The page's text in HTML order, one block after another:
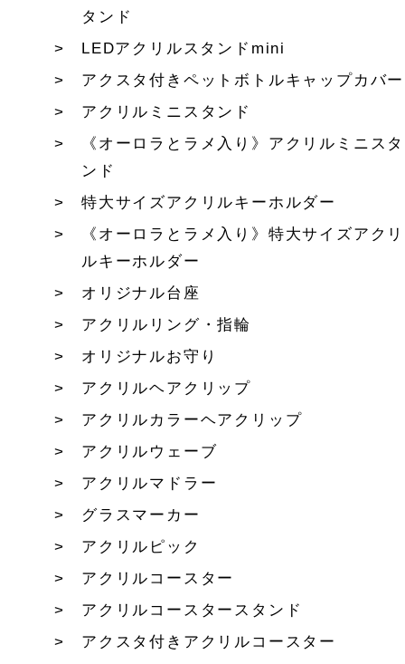
タンド
LEDアクリルスタンドmini
アクスタ付きペットボトルキャップカバー
アクリルミニスタンド
《オーロラとラメ入り》アクリルミニスタ
ンド
特大サイズアクリルキーホルダー
《オーロラとラメ入り》特大サイズアクリ
ルキーホルダー
オリジナル台座
アクリルリング・指輪
オリジナルお守り
アクリルヘアクリップ
アクリルカラーヘアクリップ
アクリルウェーブ
アクリルマドラー
グラスマーカー
アクリルピック
アクリルコースター
アクリルコースタースタンド
アクスタ付きアクリルコースター